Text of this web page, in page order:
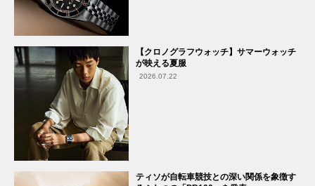
【クロノグラフウォッチ】サマーウォッチ
が映える夏服
2026.07.22
ティソが自転車競技との深い関係を象徴す